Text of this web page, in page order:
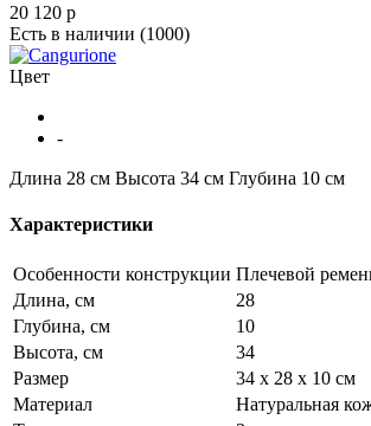
20 120 p
Есть в наличии (1000)
Цвет
-
Длина 28 см Высота 34 см Глубина 10 см
Характеристики
Особенности конструкции Плечевой
Длина, см
28
Глубина, см
10
Высота, см
34
Размер
34 х 28 х 10 см
Материал
Натуральная